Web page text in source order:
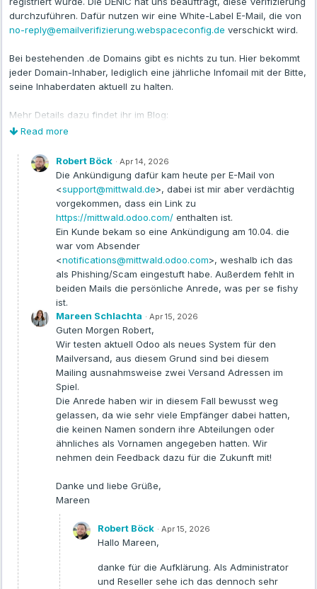
durchzuführen. Dafür nutzen wir eine White-Label E-Mail, die von
no-reply@emailverifizierung.webspaceconfig.de verschickt wird.
Bei bestehenden .de Domains gibt es nichts zu tun. Hier bekommt
jeder Domain-Inhaber, lediglich eine jährliche Infomail mit der Bitte,
seine Inhaberdaten aktuell zu halten.
Mehr Details dazu findet ihr im Blog:
https://www.mittwald.de/blog/webentwicklung-design/neuerung-
Danke und liebe Grüße,
Mareen
Read more
Robert Böck · Apr 14, 2026
Die Ankündigung dafür kam heute per E-Mail von
<support@mittwald.de>, dabei ist mir aber verdächtig
vorgekommen, dass ein Link zu
https://mittwald.odoo.com/ enthalten ist.
Ein Kunde bekam so eine Ankündigung am 10.04. die
war vom Absender
<notifications@mittwald.odoo.com>, weshalb ich das
als Phishing/Scam eingestuft habe. Außerdem fehlt in
beiden Mails die persönliche Anrede, was per se fishy
ist.
Mareen Schlachta · Apr 15, 2026
Guten Morgen Robert,
Wir testen aktuell Odoo als neues System für den
Mailversand, aus diesem Grund sind bei diesem
Mailing ausnahmsweise zwei Versand Adressen im
Spiel.
Die Anrede haben wir in diesem Fall bewusst weg
gelassen, da wie sehr viele Empfänger dabei hatten,
die keinen Namen sondern ihre Abteilungen oder
ähnliches als Vornamen angegeben hatten. Wir
nehmen dein Feedback dazu für die Zukunft mit!
Danke und liebe Grüße,
Mareen
Robert Böck · Apr 15, 2026
Hallo Mareen,
danke für die Aufklärung. Als Administrator
und Reseller sehe ich das dennoch sehr